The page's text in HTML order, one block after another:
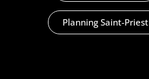
Planning Saint-Priest